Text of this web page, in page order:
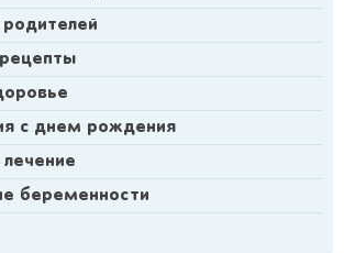
с днем рождения
лечение
беременности